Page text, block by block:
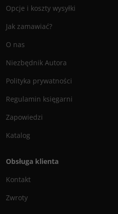
Opcje i koszty wysyłki
Jak zamawiać?
O nas
Niezbędnik Autora
Polityka prywatności
Regulamin księgarni
Zapowiedzi
Katalog
Obsługa klienta
Kontakt
Zwroty